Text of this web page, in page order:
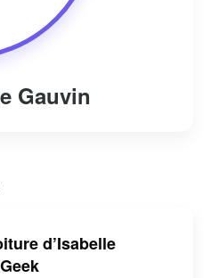
Gauvin
d’Isabelle